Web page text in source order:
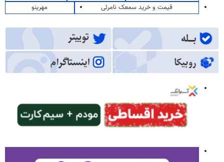
قیمت و خرید سمعک نامرئی
مهرینو